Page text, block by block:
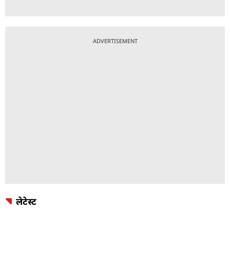
ADVERTISEMENT
लेटेस्ट